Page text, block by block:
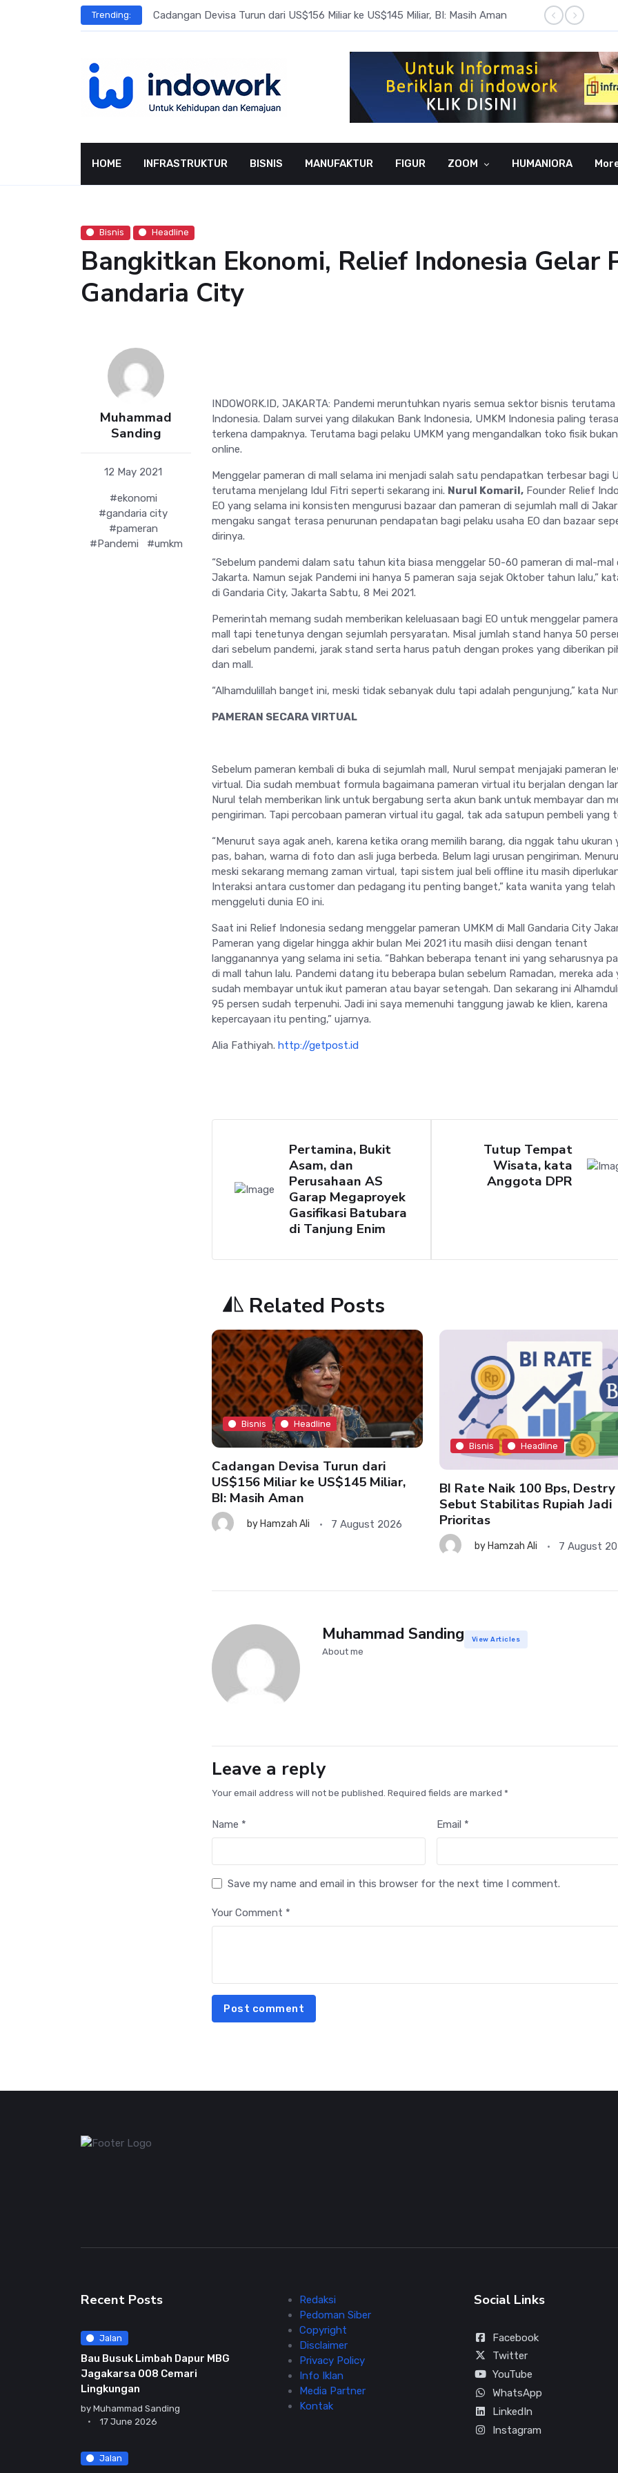
Trending: Cadangan Devisa Turun dari US$156 Miliar ke US$145 Miliar, BI: Masih Aman BI
HOME INFRASTRUKTUR BISNIS MANUFAKTUR FIGUR ZOOM HUMANIORA
Bisnis Headline
Bangkitkan Ekonomi, Relief Indonesia Gelar
Gandaria City
Muhammad
Sanding
12 May 2021
#ekonomi
#gandaria city
#pameran
#Pandemi
#umkm
INDOWORK.ID, JAKARTA: Pandemi meruntuhkan nyaris semua sektor bisnis terutama
Indonesia. Dalam survei yang dilakukan Bank Indonesia, UMKM Indonesia paling terasa
terkena dampaknya. Terutama bagi pelaku UMKM yang mengandalkan toko fisik bukan
online.
Menggelar pameran di mall selama ini menjadi salah satu pendapatkan terbesar bagi
terutama menjelang Idul Fitri seperti sekarang ini. Nurul Komaril, Founder Relief
EO yang selama ini konsisten mengurusi bazaar dan pameran di sejumlah mall di
mengaku sangat terasa penurunan pendapatan bagi pelaku usaha EO dan bazaar
dirinya.
“Sebelum pandemi dalam satu tahun kita biasa menggelar 50-60 pameran di mal-mal
Jakarta. Namun sejak Pandemi ini hanya 5 pameran saja sejak Oktober tahun lalu,”
di Gandaria City, Jakarta Sabtu, 8 Mei 2021.
Pemerintah memang sudah memberikan keleluasaan bagi EO untuk menggelar
mall tapi tenetunya dengan sejumlah persyaratan. Misal jumlah stand hanya 50
dari sebelum pandemi, jarak stand serta harus patuh dengan prokes yang diberikan
dan mall.
“Alhamdulillah banget ini, meski tidak sebanyak dulu tapi adalah pengunjung,” kata
PAMERAN SECARA VIRTUAL
Sebelum pameran kembali di buka di sejumlah mall, Nurul sempat menjajaki pameran
virtual. Dia sudah membuat formula bagaimana pameran virtual itu berjalan dengan
Nurul telah memberikan link untuk bergabung serta akun bank untuk membayar dan
pengiriman. Tapi percobaan pameran virtual itu gagal, tak ada satupun pembeli yang
“Menurut saya agak aneh, karena ketika orang memilih barang, dia nggak tahu ukuran
pas, bahan, warna di foto dan asli juga berbeda. Belum lagi urusan pengiriman.
meski sekarang memang zaman virtual, tapi sistem jual beli offline itu masih
Interaksi antara customer dan pedagang itu penting banget,” kata wanita yang telah
menggeluti dunia EO ini.
Saat ini Relief Indonesia sedang menggelar pameran UMKM di Mall Gandaria City
Pameran yang digelar hingga akhir bulan Mei 2021 itu masih diisi dengan tenant
langganannya yang selama ini setia. “Bahkan beberapa tenant ini yang seharusnya
di mall tahun lalu. Pandemi datang itu beberapa bulan sebelum Ramadan, mereka ada
sudah membayar untuk ikut pameran atau bayar setengah. Dan sekarang ini
95 persen sudah terpenuhi. Jadi ini saya memenuhi tanggung jawab ke klien, karena
kepercayaan itu penting,” ujarnya.
Alia Fathiyah. http://getpost.id
Pertamina, Bukit
Asam, dan
Perusahaan AS
Garap Megaproyek
Gasifikasi Batubara
di Tanjung Enim
Tutup Tempat
Wisata, kata
Anggota DPR
Related Posts
Bisnis Headline
Cadangan Devisa Turun dari
US$156 Miliar ke US$145 Miliar,
BI: Masih Aman
by Hamzah Ali 7 August 2026
Bisnis Headline
BI Rate Naik 100 Bps, Destry
Sebut Stabilitas Rupiah Jadi
Prioritas
by Hamzah Ali 7 August
Muhammad Sanding
About me
View Articles
Leave a reply
Your email address will not be published. Required fields are marked *
Name * Email *
Save my name and email in this browser for the next time I comment.
Your Comment *
Post comment
Recent Posts
Jalan
Bau Busuk Limbah Dapur MBG
Jagakarsa 008 Cemari
Lingkungan
by Muhammad Sanding
17 June 2026
Jalan
Redaksi
Pedoman Siber
Copyright
Disclaimer
Privacy Policy
Info Iklan
Media Partner
Kontak
Social Links
Facebook
Twitter
YouTube
WhatsApp
LinkedIn
Instagram